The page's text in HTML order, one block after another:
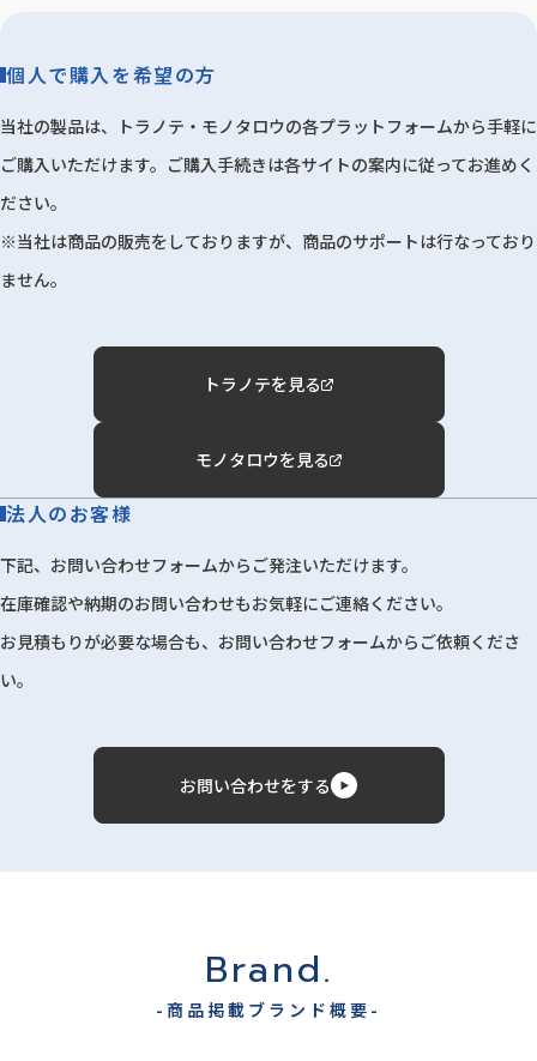
個人で購入を希望の方
当社の製品は、トラノテ・モノタロウの各プラットフォームから手軽に
ご購入いただけます。ご購入手続きは各サイトの案内に従ってお進めく
ださい。
※当社は商品の販売をしておりますが、商品のサポートは行なっており
ません。
トラノテを見る
モノタロウを見る
法人のお客様
下記、お問い合わせフォームからご発注いただけます。
在庫確認や納期のお問い合わせもお気軽にご連絡ください。
お見積もりが必要な場合も、お問い合わせフォームからご依頼くださ
い。
お問い合わせをする
Brand.
-商品掲載ブランド概要-